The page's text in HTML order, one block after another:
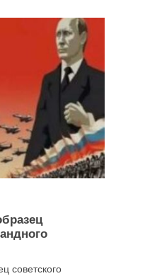
Обязательные поля
советского